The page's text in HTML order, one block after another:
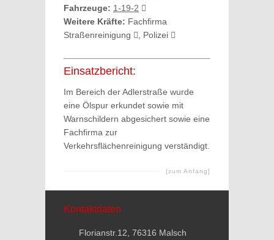
Fahrzeuge: 1-19-2
Weitere Kräfte: Fachfirma
Straßenreinigung
, Polizei
Einsatzbericht:
Im Bereich der Adlerstraße wurde
eine Ölspur erkundet sowie mit
Warnschildern abgesichert sowie eine
Fachfirma zur
Verkehrsflächenreinigung verständigt.
[zum Anfang]
Kontaktdaten
Florianstr.12, 76316 Malsch